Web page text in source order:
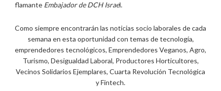
flamante Embajador de DCH Israel.
Como siempre encontrarán las noticias socio laborales de cada
semana en esta oportunidad con temas de tecnología,
emprendedores tecnológicos, Emprendedores Veganos, Agro,
Turismo, Desigualdad Laboral, Productores Horticultores,
Vecinos Solidarios Ejemplares, Cuarta Revolución Tecnológica
y Fintech.